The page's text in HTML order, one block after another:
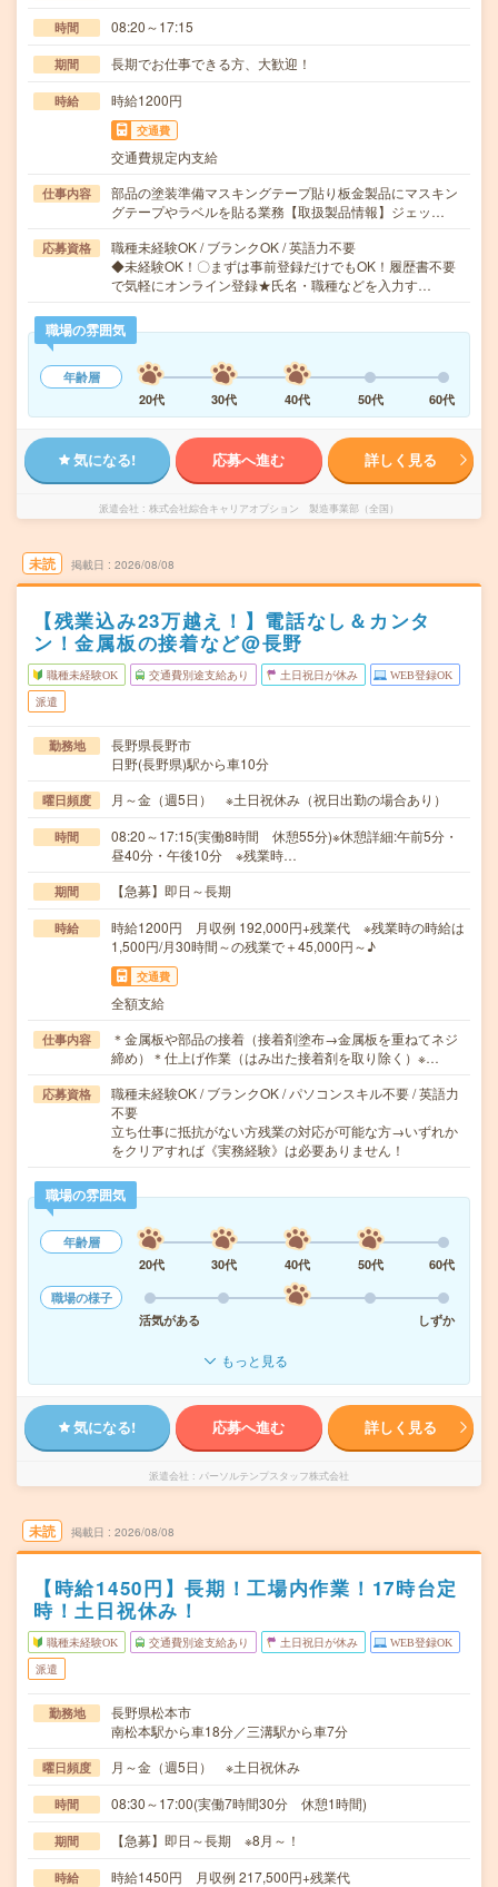
時間 08:20～17:15
期間 長期でお仕事できる方、大歓迎！
時給 時給1200円
交通費
交通費規定内支給
仕事内容
部品の塗装準備マスキングテープ貼り板金製品にマスキン
グテープやラベルを貼る業務【取扱製品情報】ジェッ…
応募資格
職種未経験OK / ブランクOK / 英語力不要
◆未経験OK！〇まずは事前登録だけでもOK！履歴書不要
で気軽にオンライン登録★氏名・職種などを入力す…
職場の雰囲気
年齢層
20代
30代 40代 50代 60代
気になる! 応募へ進む 詳しく見る
派遣会社 株式会社綜合キャリアオプション 製造事業部（全国）
未読 掲載日 2026/08/08
【残業込み23万越え！】電話なし＆カンタ
ン！金属板の接着など@長野
職種未経験OK 交通費別途支給あり 土日祝日が休み WEB登録OK
派遣
勤務地
長野県長野市
日野(長野県)駅から車10分
曜日頻度 月～金（週5日） ※土日祝休み（祝日出勤の場合あり）
時間
08:20～17:15(実働8時間 休憩55分)※休憩詳細:午前5分・
昼40分・午後10分 ※残業時…
期間 【急募】即日～長期
時給
時給1200円 月収例 192,000円+残業代 ※残業時の時給は
1,500円/月30時間～の残業で＋45,000円～♪
交通費
全額支給
仕事内容
＊金属板や部品の接着（接着剤塗布→金属板を重ねてネジ
締め）＊仕上げ作業（はみ出た接着剤を取り除く）※…
応募資格
職種未経験OK / ブランクOK / パソコンスキル不要 / 英語力
不要
立ち仕事に抵抗がない方残業の対応が可能な方→いずれか
をクリアすれば《実務経験》は必要ありません！
職場の雰囲気
年齢層
20代
30代 40代 50代
60代
職場の様子
活気がある
しずか
もっと見る
気になる! 応募へ進む 詳しく見る
派遣会社 パーソルテンプスタッフ株式会社
未読 掲載日 2026/08/08
【時給1450円】長期！工場内作業！17時台定
時！土日祝休み！
職種未経験OK 交通費別途支給あり 土日祝日が休み WEB登録OK
派遣
勤務地
長野県松本市
南松本駅から車18分／三溝駅から車7分
曜日頻度 月～金（週5日） ※土日祝休み
時間 08:30～17:00(実働7時間30分 休憩1時間)
期間 【急募】即日～長期 ※8月～！
時給 時給1450円 月収例 217,500円+残業代